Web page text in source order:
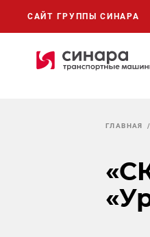
САЙТ ГРУППЫ СИНАРА
ГЛАВНАЯ